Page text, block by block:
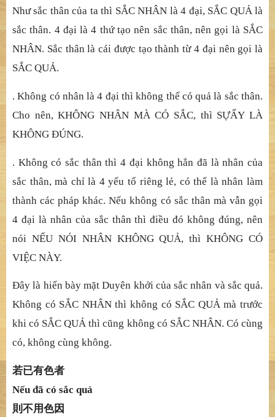
Như sắc thân của ta thì SẮC NHÂN là 4 đại, SẮC QUẢlà
sắc thân. 4 đại là 4 thứtạo nên sắc thân, nên gọi là SẮC
NHÂN. Sắc thân là cái được tạo thành từ4 đại nên gọi là
SẮC QUẢ.
. Không có nhân là 4 đại thì không thểcó quả là sắc thân.
Cho nên, KHÔNG NHÂN MÀ CÓ SẮC, thì SỰẤY LÀ
KHÔNG ĐÚNG.
. Không có sắc thân thì 4 đại không hẳn đã là nhân của
sắc thân, mà chỉ là 4 yếu tố riêng lẻ, có thể là nhân làm
thành các pháp khác. Nếu không có sắc thân mà vẫn gọi
4 đại là nhân của sắc thân thìđiềuđó không đúng, nên
nói NẾU NÓI NHÂN KHÔNG QUẢ, thì KHÔNG CÓ
VIỆC NÀY.
Đây là hiển bày mặt Duyên khởi của sắc nhân và sắc quả.
Không có SẮC NHÂN thì không có SẮC QUẢmà trước
khi có SẮC QUẢ thì cũng không có SẮC NHÂN. Có cùng
có, không cùng không.
若已有色者
Nếu đã có sắc quả
則不用色因